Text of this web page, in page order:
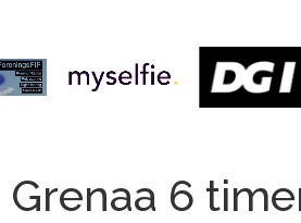
Grenaa 6